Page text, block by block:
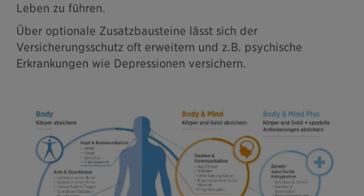
Leben zu führen.
Über optionale Zusatzbausteine lässt sich der
Versicherungsschutz oft erweitern und z.B. psychische
Erkrankungen wie Depressionen versichern.